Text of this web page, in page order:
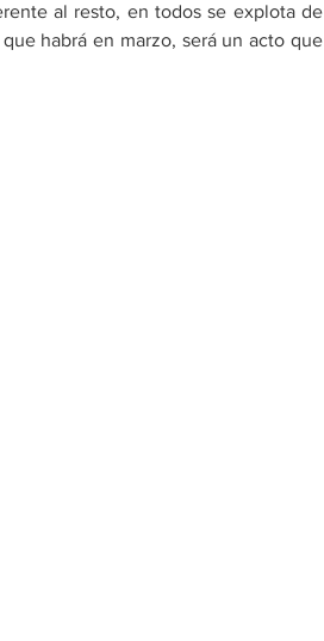
al resto, en todos se explota de
habrá en marzo, será un acto que